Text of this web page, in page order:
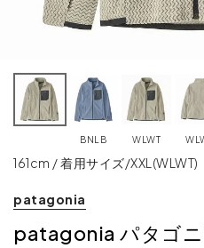
BNLB WLWT
161cm / 着用サイズ/XXL(WLWT)
patagonia
patagonia パタゴニ